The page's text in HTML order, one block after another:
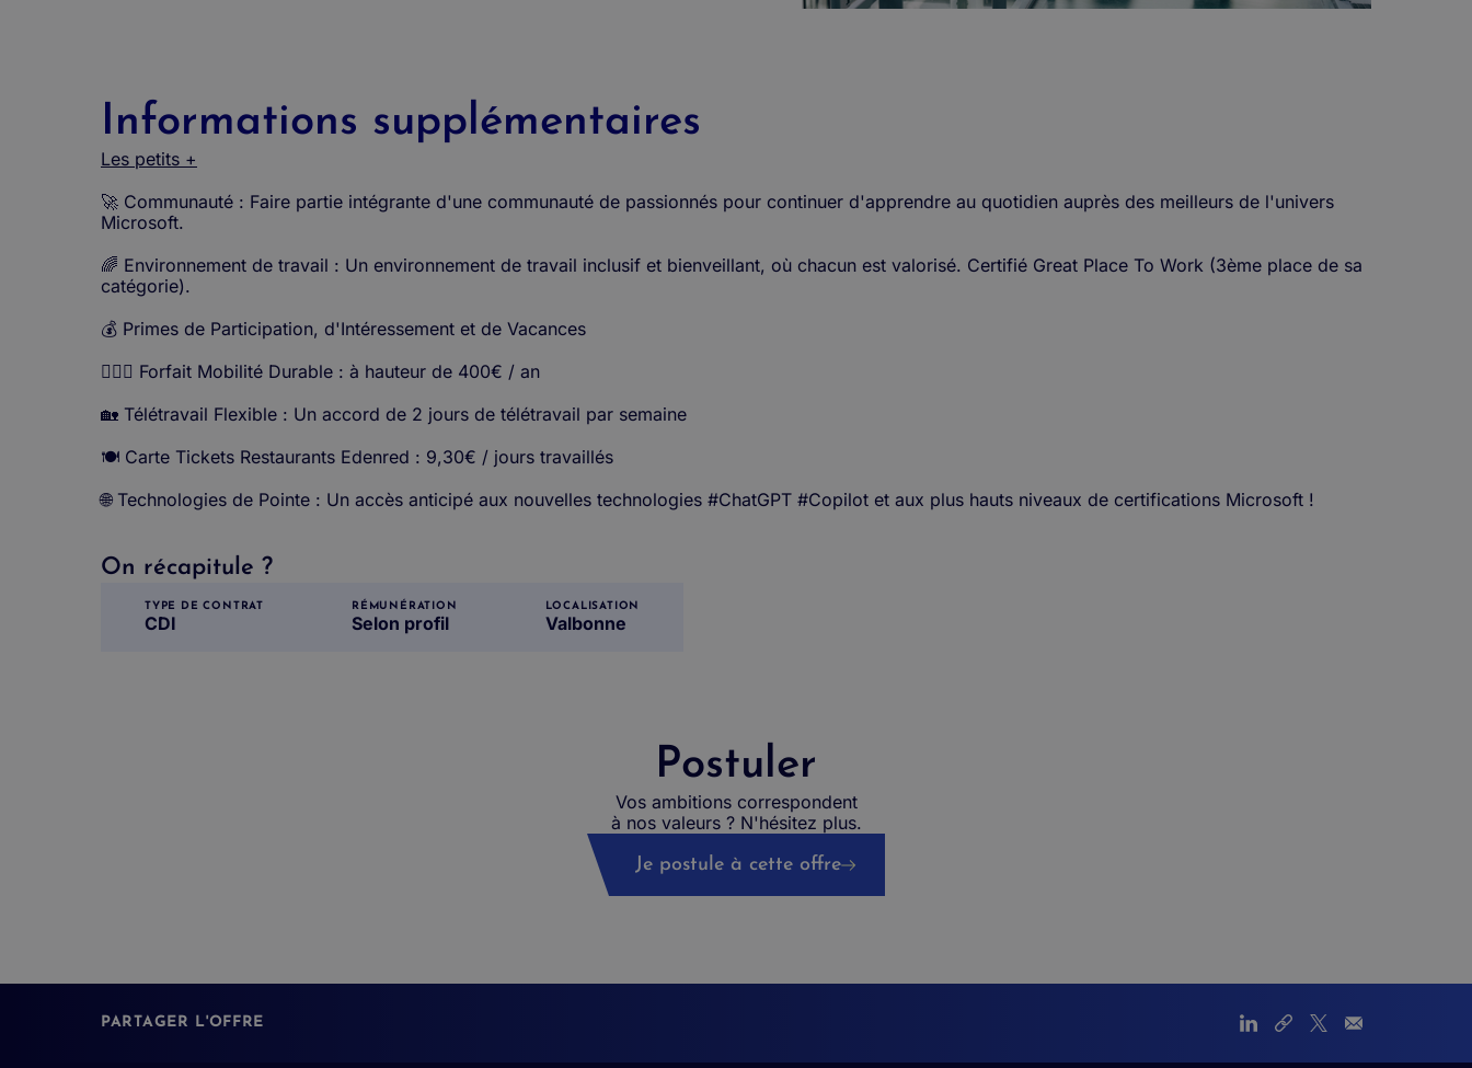
Informations supplémentaires
Les petits +
🚀 Communauté : Faire partie intégrante d'une communauté de passionnés pour continuer d'apprendre au quotidien auprès des meilleurs de l'univers
Microsoft.
🌈 Environnement de travail : Un environnement de travail inclusif et bienveillant, où chacun est valorisé. Certifié Great Place To Work (3ème place de sa
catégorie).
💰 Primes de Participation, d'Intéressement et de Vacances
🚴🏼‍♀️ Forfait Mobilité Durable : à hauteur de 400€ / an
🏡 Télétravail Flexible : Un accord de 2 jours de télétravail par semaine
🍽️ Carte Tickets Restaurants Edenred : 9,30€ / jours travaillés
🌐 Technologies de Pointe : Un accès anticipé aux nouvelles technologies #ChatGPT #Copilot et aux plus hauts niveaux de certifications Microsoft !
On récapitule ?
TYPE DE CONTRAT
CDI
RÉMUNÉRATION
Selon profil
LOCALISATION
Valbonne
Postuler
Vos ambitions correspondent
à nos valeurs ? N'hésitez plus.
Je postule à cette offre
PARTAGER L'OFFRE